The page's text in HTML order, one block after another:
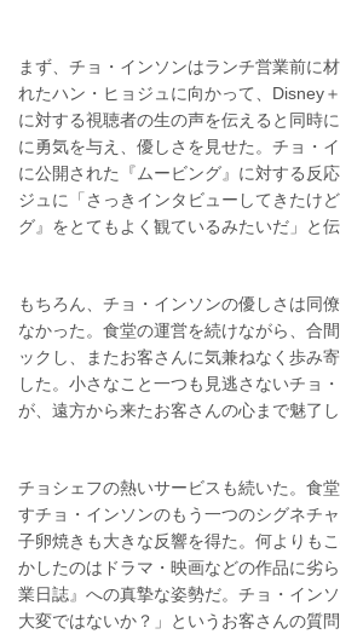
まず、チョ・インソンはランチ営業前に
れたハン・ヒョジュに向かって、Disney
に対する視聴者の生の声を伝えると同時
に勇気を与え、優しさを見せた。チョ・
に公開された『ムービング』に対する反
ジュに「さっきインタビューしてきたけ
グ』をとてもよく観ているみたいだ」と伝
もちろん、チョ・インソンの優しさは同
なかった。食堂の運営を続けながら、合
ックし、またお客さんに気兼ねなく歩み
した。小さなこと一つも見逃さないチョ
が、遠方から来たお客さんの心まで魅了
チョシェフの熱いサービスも続いた。食
すチョ・インソンのもう一つのシグネチ
子卵焼きも大きな反響を得た。何よりも
かしたのはドラマ・映画などの作品に劣
業日誌』への真摯な姿勢だ。チョ・イン
大変ではないか？」というお客さんの質